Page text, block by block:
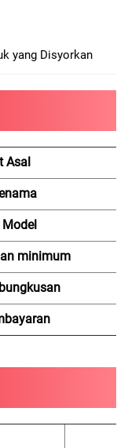
yang Disyorkan
Asal
minimum